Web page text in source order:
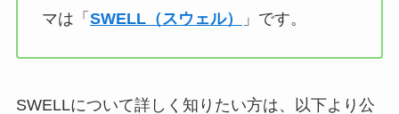
マは「 SWELL（スウェル） 」です。
SWELLについて詳しく知りたい方は、以下より公